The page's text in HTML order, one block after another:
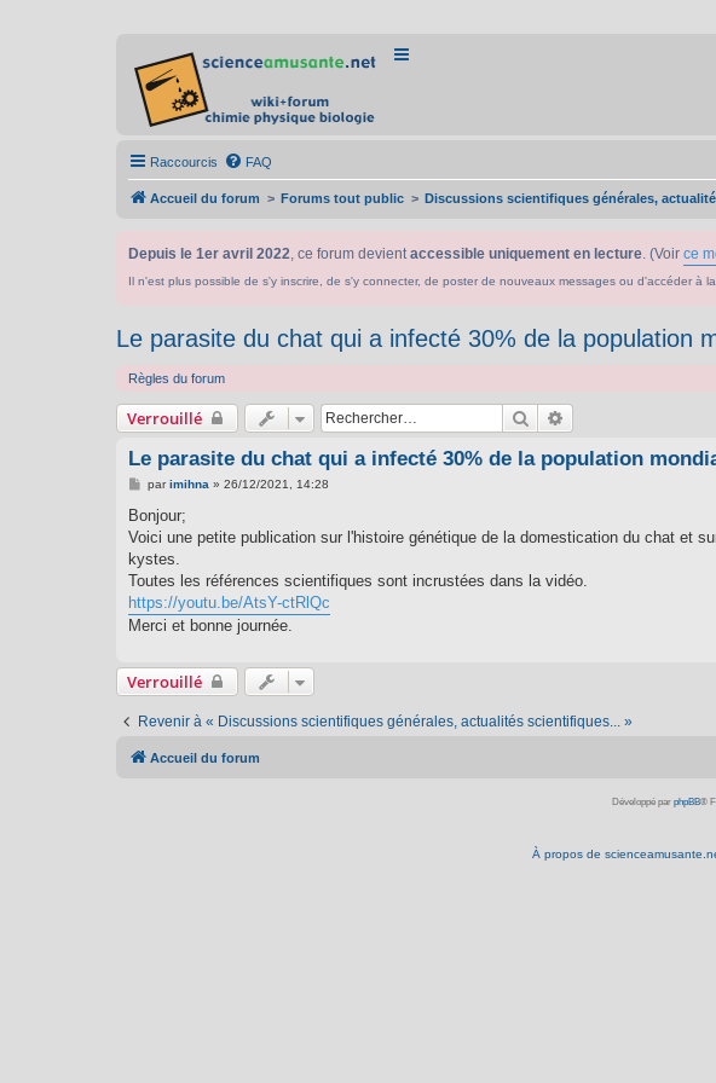
Raccourcis FAQ
Accueil du forum Forums tout public Discussions scientifiques générales,
Depuis le 1er avril 2022, ce forum devientaccessible uniquement en lecture. (Voir ce
Il n'est plus possible de s'y inscrire, de s'y connecter, de poster de nouveaux messages ou d'accéder à
Le parasite du chat qui a infecté 30% de la population
Règles du forum
Verrouillé Rechercher
Le parasite du chat qui a infecté 30% de la population
M
s
a
g
parimihna » 26/12/2021, 14:28
Bonjour;
Voici une petite publication sur l'histoire génétique de la domestication du chat et
kystes.
Toutes les références scientifiques sont incrustées dans la vidéo.
https://youtu.be/AtsY-ctRlQc
Merci et bonne journée.
Verrouillé
Revenir à « Discussions scientifiques générales, actualités scientifiques... »
Accueil du forum
Développé par phpBB®
À propos de